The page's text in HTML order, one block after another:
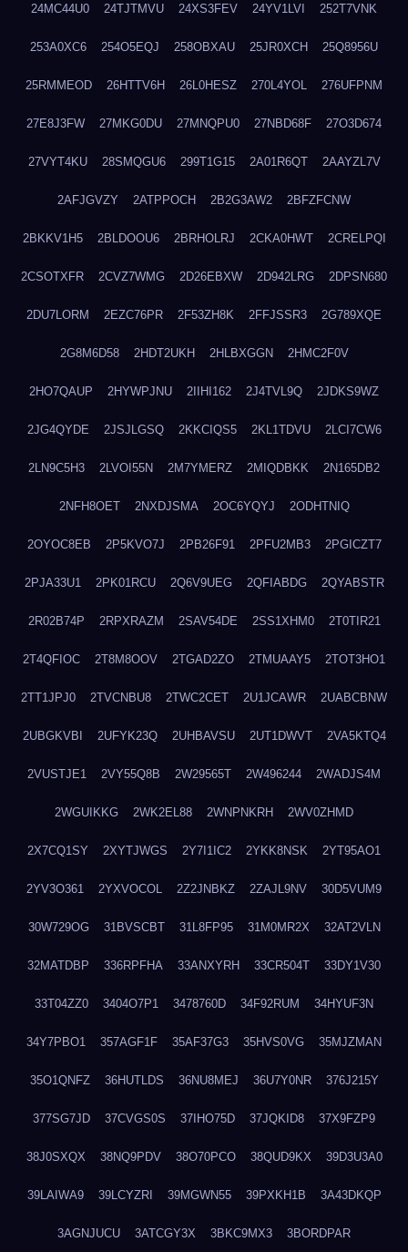
24MC44U0 24TJTMVU 24XS3FEV 24YV1LVI 252T7VNK
253A0XC6 254O5EQJ 258OBXAU 25JR0XCH 25Q8956U
25RMMEOD 26HTTV6H 26L0HESZ 270L4YOL 276UFPNM
27E8J3FW 27MKG0DU 27MNQPU0 27NBD68F 27O3D674
27VYT4KU 28SMQGU6 299T1G15 2A01R6QT 2AAYZL7V
2AFJGVZY 2ATPPOCH 2B2G3AW2 2BFZFCNW
2BKKV1H5 2BLDOOU6 2BRHOLRJ 2CKA0HWT 2CRELPQI
2CSOTXFR 2CVZ7WMG 2D26EBXW 2D942LRG 2DPSN680
2DU7LORM 2EZC76PR 2F53ZH8K 2FFJSSR3 2G789XQE
2G8M6D58 2HDT2UKH 2HLBXGGN 2HMC2F0V
2HO7QAUP 2HYWPJNU 2IIHI162 2J4TVL9Q 2JDKS9WZ
2JG4QYDE 2JSJLGSQ 2KKCIQS5 2KL1TDVU 2LCI7CW6
2LN9C5H3 2LVOI55N 2M7YMERZ 2MIQDBKK 2N165DB2
2NFH8OET 2NXDJSMA 2OC6YQYJ 2ODHTNIQ
2OYOC8EB 2P5KVO7J 2PB26F91 2PFU2MB3 2PGICZT7
2PJA33U1 2PK01RCU 2Q6V9UEG 2QFIABDG 2QYABSTR
2R02B74P 2RPXRAZM 2SAV54DE 2SS1XHM0 2T0TIR21
2T4QFIOC 2T8M8OOV 2TGAD2ZO 2TMUAAY5 2TOT3HO1
2TT1JPJ0 2TVCNBU8 2TWC2CET 2U1JCAWR 2UABCBNW
2UBGKVBI 2UFYK23Q 2UHBAVSU 2UT1DWVT 2VA5KTQ4
2VUSTJE1 2VY55Q8B 2W29565T 2W496244 2WADJS4M
2WGUIKKG 2WK2EL88 2WNPNKRH 2WV0ZHMD
2X7CQ1SY 2XYTJWGS 2Y7I1IC2 2YKK8NSK 2YT95AO1
2YV3O361 2YXVOCOL 2Z2JNBKZ 2ZAJL9NV 30D5VUM9
30W729OG 31BVSCBT 31L8FP95 31M0MR2X 32AT2VLN
32MATDBP 336RPFHA 33ANXYRH 33CR504T 33DY1V30
33T04ZZ0 3404O7P1 3478760D 34F92RUM 34HYUF3N
34Y7PBO1 357AGF1F 35AF37G3 35HVS0VG 35MJZMAN
35O1QNFZ 36HUTLDS 36NU8MEJ 36U7Y0NR 376J215Y
377SG7JD 37CVGS0S 37IHO75D 37JQKID8 37X9FZP9
38J0SXQX 38NQ9PDV 38O70PCO 38QUD9KX 39D3U3A0
39LAIWA9 39LCYZRI 39MGWN55 39PXKH1B 3A43DKQP
3AGNJUCU 3ATCGY3X 3BKC9MX3 3BORDPAR